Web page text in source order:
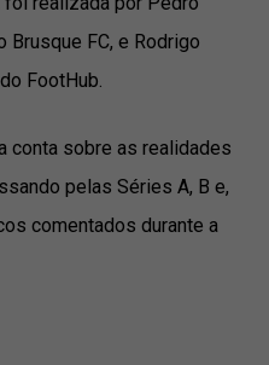
Brusque FC, e Rodrigo
FootHub.
conta sobre as realidades
pelas Séries A, B e,
comentados durante a